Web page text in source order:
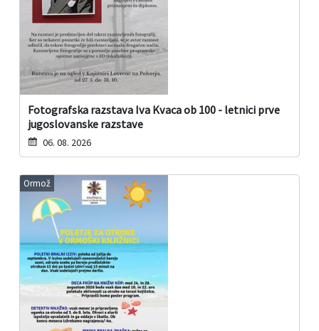
Fotografska razstava Iva Kvaca ob 100 - letnici prve
jugoslovanske razstave
06. 08. 2026
Ormož